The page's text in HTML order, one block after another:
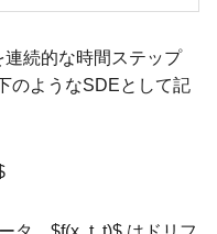
続的な時間ステップ
のようなSDEとして記